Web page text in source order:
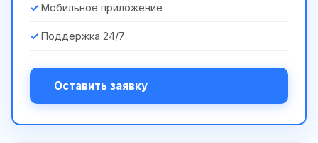
Мобильное приложение
Поддержка 24/7
Оставить заявку